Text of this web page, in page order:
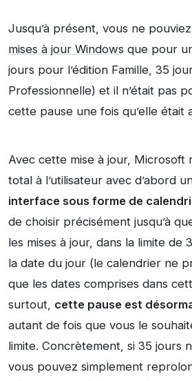
Jusqu’à présent, vous ne pouviez
mises à jour Windows que pour
jours pour l’édition Famille, 35
Professionnelle) et il n’était pas
cette pause une fois qu’elle était
Avec cette mise à jour,
total à l’utilisateur avec d’abord
interface sous forme de
de choisir précisément jusqu’à
les mises à jour, dans la limite de
la date du jour (le calendrier ne
que les dates comprises dans
surtout, cette pause est
autant de fois que vous le
limite. Concrètement, si 35 jours
vous pouvez simplement